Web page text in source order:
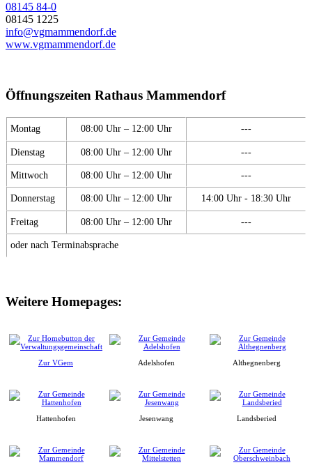
08145 84-0
08145 1225
info@vgmammendorf.de
www.vgmammendorf.de
Öffnungszeiten Rathaus Mammendorf
Montag 08:00 Uhr – 12:00 Uhr ---
Dienstag 08:00 Uhr – 12:00 Uhr ---
Mittwoch 08:00 Uhr – 12:00 Uhr ---
Donnerstag 08:00 Uhr – 12:00 Uhr 14:00 Uhr - 18:30 Uhr
Freitag 08:00 Uhr – 12:00 Uhr ---
oder nach Terminabsprache
Weitere Homepages:
Zur VGem Adelshofen Althegnenberg
Hattenhofen Jesenwang Landsberied